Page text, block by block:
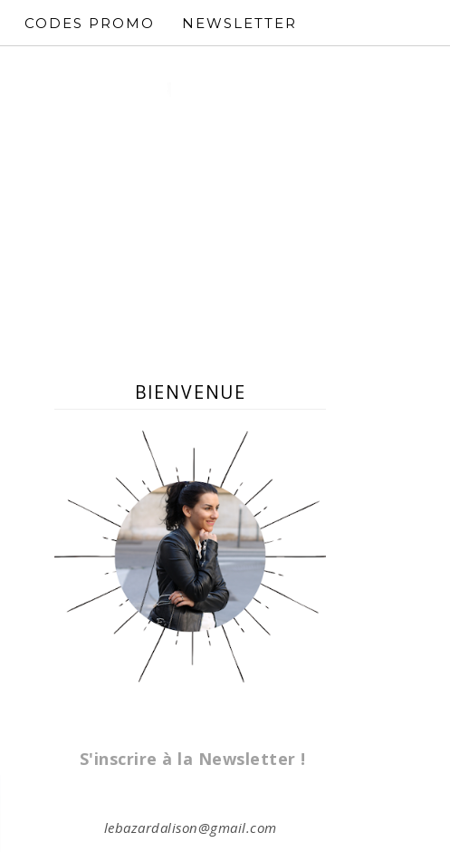
CODES PROMO NEWSLETTER
BIENVENUE
S'inscrire à la Newsletter !
lebazardalison@gmail.com